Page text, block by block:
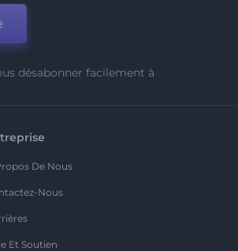
désabonner facilement à
De Nous
Nous
Et Soutien